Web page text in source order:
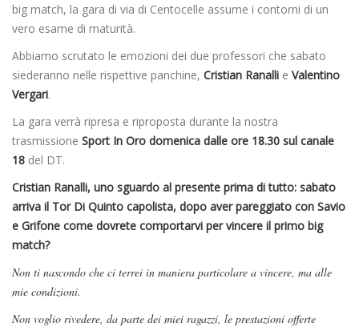
big match, la gara di via di Centocelle assume i contorni di un
vero esame di maturità.
Abbiamo scrutato le emozioni dei due professori che sabato
siederanno nelle rispettive panchine, Cristian Ranalli e Valentino
Vergari.
La gara verrà ripresa e riproposta durante la nostra
trasmissione Sport In Oro domenica dalle ore 18.30 sul canale
18 del DT.
Cristian Ranalli, uno sguardo al presente prima di tutto: sabato
arriva il Tor Di Quinto capolista, dopo aver pareggiato con Savio
e Grifone come dovrete comportarvi per vincere il primo big
match?
Non ti nascondo che ci terrei in maniera particolare a vincere, ma alle
mie condizioni.
Non voglio rivedere, da parte dei miei ragazzi, le prestazioni offerte